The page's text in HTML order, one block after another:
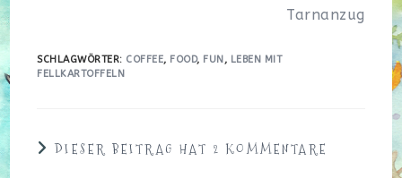
Tarnanzug
SCHLAGWÖRTER: COFFEE, FOOD, FUN, LEBEN MIT
FELLKARTOFFELN
DIESER BEITRAG HAT 2 KOMMENTARE